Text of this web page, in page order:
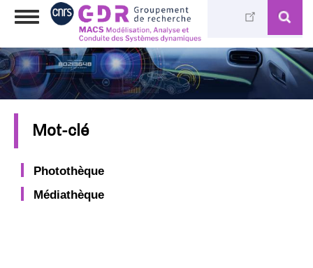
Skip
content
Toggle
Mot-clé
Photothèque
Médiathèque